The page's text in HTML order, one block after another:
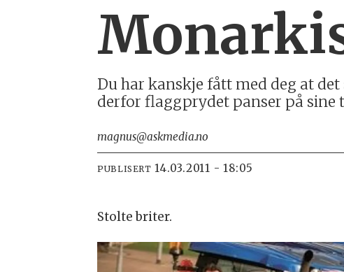
Du har kanskje fått med deg at
derfor flaggprydet panser på sine
magnus@askmedia.no
PUBLISERT 14.03.2011 - 18:05
Stolte briter.